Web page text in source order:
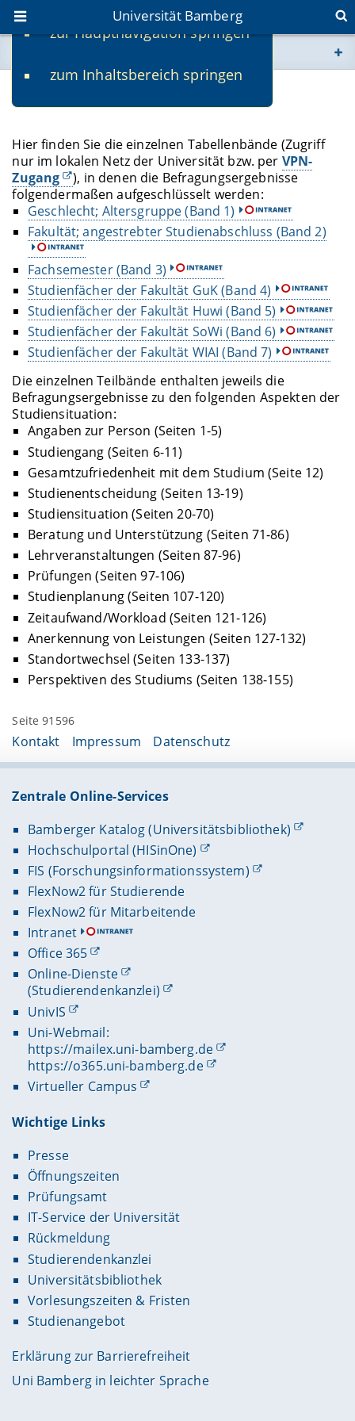
zur Hauptnavigation springen
zum Inhaltsbereich springen
Universität Bamberg
www.uni-bamberg.de
fis.uni-bamberg.de
Tabellenbände
Hier finden Sie die einzelnen Tabellenbände (Zugriff
nur im lokalen Netz der Universität bzw. per VPN-
Zugang
), in denen die Befragungsergebnisse
folgendermaßen aufgeschlüsselt werden:
Geschlecht; Altersgruppe (Band 1)
Fakultät; angestrebter Studienabschluss (Band 2)
Fachsemester (Band 3)
Studienfächer der Fakultät GuK (Band 4)
Studienfächer der Fakultät Huwi (Band 5)
Studienfächer der Fakultät SoWi (Band 6)
Studienfächer der Fakultät WIAI (Band 7)
Die einzelnen Teilbände enthalten jeweils die
Befragungsergebnisse zu den folgenden Aspekten der
Studiensituation:
Angaben zur Person (Seiten 1-5)
Studiengang (Seiten 6-11)
Gesamtzufriedenheit mit dem Studium (Seite 12)
Studienentscheidung (Seiten 13-19)
Studiensituation (Seiten 20-70)
Beratung und Unterstützung (Seiten 71-86)
Lehrveranstaltungen (Seiten 87-96)
Prüfungen (Seiten 97-106)
Studienplanung (Seiten 107-120)
Zeitaufwand/Workload (Seiten 121-126)
Anerkennung von Leistungen (Seiten 127-132)
Standortwechsel (Seiten 133-137)
Perspektiven des Studiums (Seiten 138-155)
Seite 91596
Kontakt Impressum Datenschutz
Zentrale Online-Services
Bamberger Katalog (Universitätsbibliothek)
Hochschulportal (HISinOne)
FIS (Forschungsinformationssystem)
FlexNow2 für Studierende
FlexNow2 für Mitarbeitende
Intranet
Office 365
Online-Dienste
(Studierendenkanzlei)
UnivIS
Uni-Webmail:
https://mailex.uni-bamberg.de
https://o365.uni-bamberg.de
Virtueller Campus
Wichtige Links
Presse
Öffnungszeiten
Prüfungsamt
IT-Service der Universität
Rückmeldung
Studierendenkanzlei
Universitätsbibliothek
Vorlesungszeiten & Fristen
Studienangebot
Erklärung zur Barrierefreiheit
Uni Bamberg in leichter Sprache